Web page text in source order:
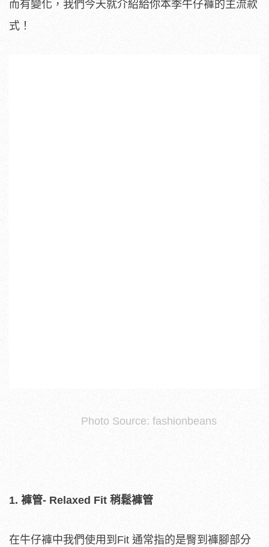
而有變化，我們今天就介紹給你本季牛仔褲的主流款
式！
Photo Source: fashionbeans
1. 褲管- Relaxed Fit 稍鬆褲管
在牛仔褲中我們使用到Fit 通常指的是臀到褲腳部分